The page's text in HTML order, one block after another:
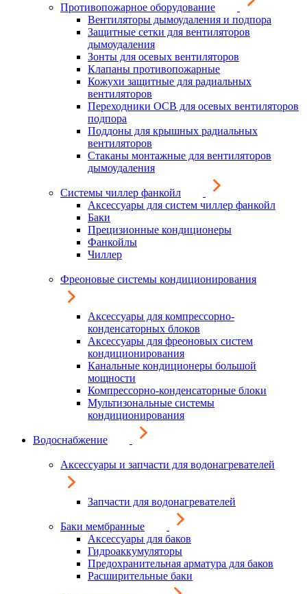
Противопожарное оборудование
Вентиляторы дымоудаления и подпора
Защитные сетки для вентиляторов
дымоудаления
Зонты для осевых вентиляторов
Клапаны противопожарные
Кожухи защитные для радиальных
вентиляторов
Переходники ОСВ для осевых вентиляторов
подпора
Поддоны для крышных радиальных
вентиляторов
Стаканы монтажные для вентиляторов
дымоудаления
Системы чиллер фанкойл
Аксессуары для систем чиллер фанкойл
Баки
Прецизионные кондиционеры
Фанкойлы
Чиллер
Фреоновые системы кондиционирования
Аксессуары для компрессорно-
конденсаторных блоков
Аксессуары для фреоновых систем
кондиционирования
Канальные кондиционеры большой
мощности
Компрессорно-конденсаторные блоки
Мультизональные системы
кондиционирования
Водоснабжение
Аксессуары и запчасти для водонагревателей
Запчасти для водонагревателей
Баки мембранные
Аксессуары для баков
Гидроаккумуляторы
Предохранительная арматура для баков
Расширительные баки